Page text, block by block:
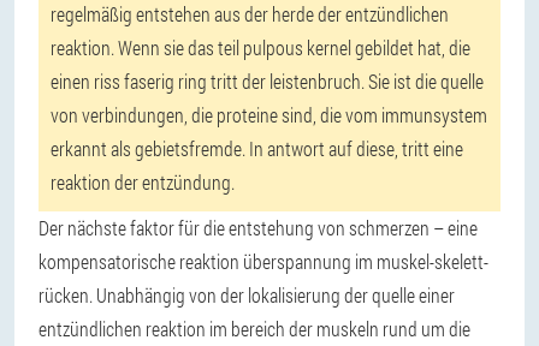
regelmäßig entstehen aus der herde der entzündlichen
reaktion. Wenn sie das teil pulpous kernel gebildet hat, die
einen riss faserig ring tritt der leistenbruch. Sie ist die quelle
von verbindungen, die proteine sind, die vom immunsystem
erkannt als gebietsfremde. In antwort auf diese, tritt eine
reaktion der entzündung.
Der nächste faktor für die entstehung von schmerzen – eine
kompensatorische reaktion überspannung im muskel-skelett-
rücken. Unabhängig von der lokalisierung der quelle einer
entzündlichen reaktion im bereich der muskeln rund um die